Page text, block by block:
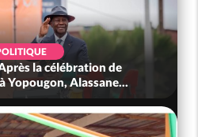
la célébration de
Yopougon, Alassane...